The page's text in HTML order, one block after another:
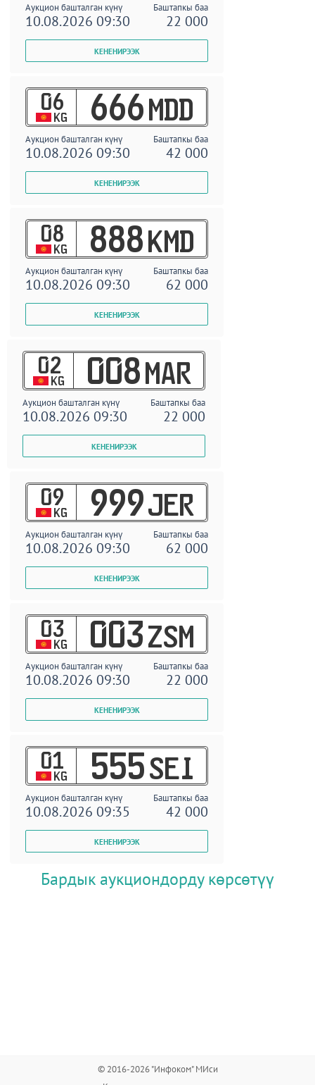
Аукцион башталган күнү Баштапкы баа
10.08.2026 09:30 22 000
06
KG 666 MDD
Аукцион башталган күнү Баштапкы баа
10.08.2026 09:30 42 000
08
KG 888 KMD
Аукцион башталган күнү Баштапкы баа
10.08.2026 09:30 62 000
02
KG 008 MAR
Аукцион башталган күнү Баштапкы баа
10.08.2026 09:30 22 000
09
KG 999 JER
Аукцион башталган күнү Баштапкы баа
10.08.2026 09:30 62 000
03
KG 003 ZSM
Аукцион башталган күнү Баштапкы баа
10.08.2026 09:30 22 000
01
KG 555 SEI
Аукцион башталган күнү Баштапкы баа
10.08.2026 09:35 42 000
Бардык аукциондорду көрсөтүү
© 2016-2026 "Инфоком" МИси